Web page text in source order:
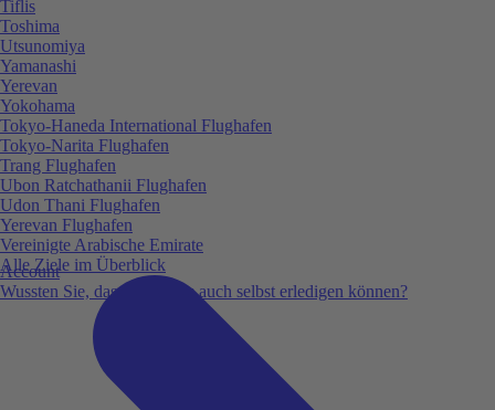
Account
Wussten Sie, dass Sie vieles auch selbst erledigen können?
Tiflis
Toshima
Utsunomiya
Yamanashi
Yerevan
Yokohama
Tokyo-Haneda International Flughafen
Tokyo-Narita Flughafen
Trang Flughafen
Ubon Ratchathanii Flughafen
Udon Thani Flughafen
Yerevan Flughafen
Vereinigte Arabische Emirate
Alle Ziele im Überblick